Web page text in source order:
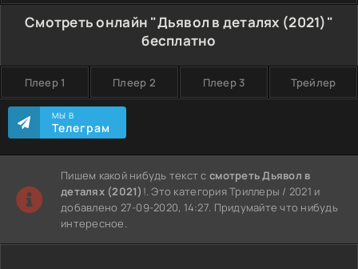
Смотреть онлайн "Дьявол в деталях (2021)"
бесплатно
Плеер 1 Плеер 2 Плеер 3 Трейлер
МЫ В
Телеграм
Пишем какой нибудь текст ссмотреть Дьявол в
деталях (2021) !. Это категория Триллеры / 2021 и
добавлено 27-09-2020, 14:27. Придумайте что нибудь
интересное.